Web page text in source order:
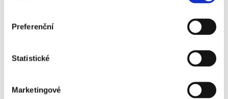
Preferenční
Statistické
Marketingové